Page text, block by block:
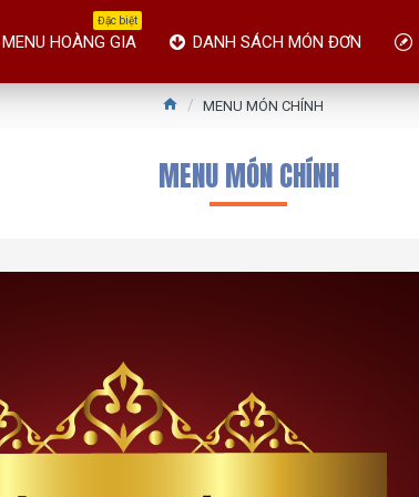
HOÀNG GIA
Đặc biệt
DANH SÁCH MÓN ĐƠN
MENU MÓN CHÍNH
MENU MÓN CHÍNH